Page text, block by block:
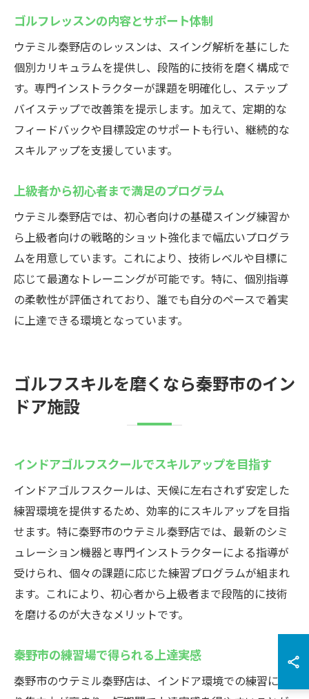
ゴルフレッスンの内容とサポート体制
ウテミル秦野店のレッスンは、スイング解析を基にした
個別カリキュラムを提供し、段階的に技術を磨く構成で
す。専門インストラクターが課題を明確化し、ステップ
バイステップで改善策を提示します。加えて、定期的な
フィードバックや目標設定のサポートも行い、継続的な
スキルアップを支援しています。
上級者から初心者まで満足のプログラム
ウテミル秦野店では、初心者向けの基礎スイング練習か
ら上級者向けの戦略的ショット強化まで幅広いプログラ
ムを用意しています。これにより、技術レベルや目標に
応じて最適なトレーニングが可能です。特に、個別指導
の柔軟性が評価されており、誰でも自分のペースで着実
に上達できる環境となっています。
ゴルフスキルを磨くなら秦野市のイン
ドア施設
インドアゴルフスクールでスキルアップを目指す
インドアゴルフスクールは、天候に左右されず安定した
練習環境を提供するため、効率的にスキルアップを目指
せます。特に秦野市のウテミル秦野店では、最新のシミ
ュレーション機器と専門インストラクターによる指導が
受けられ、個々の課題に応じた練習プログラムが組まれ
ます。これにより、初心者から上級者まで段階的に技術
を磨けるのが大きなメリットです。
秦野市の練習場で得られる上達実感
秦野市のウテミル秦野店は、インドア環境での練習によ